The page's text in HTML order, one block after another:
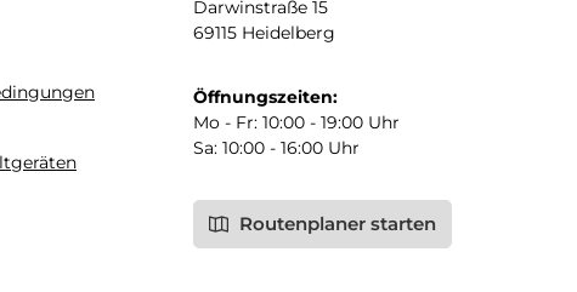
Darwinstraße 15
69115 Heidelberg
Öffnungszeiten:
Mo - Fr: 10:00 - 19:00 Uhr
Sa: 10:00 - 16:00 Uhr
Routenplaner starten